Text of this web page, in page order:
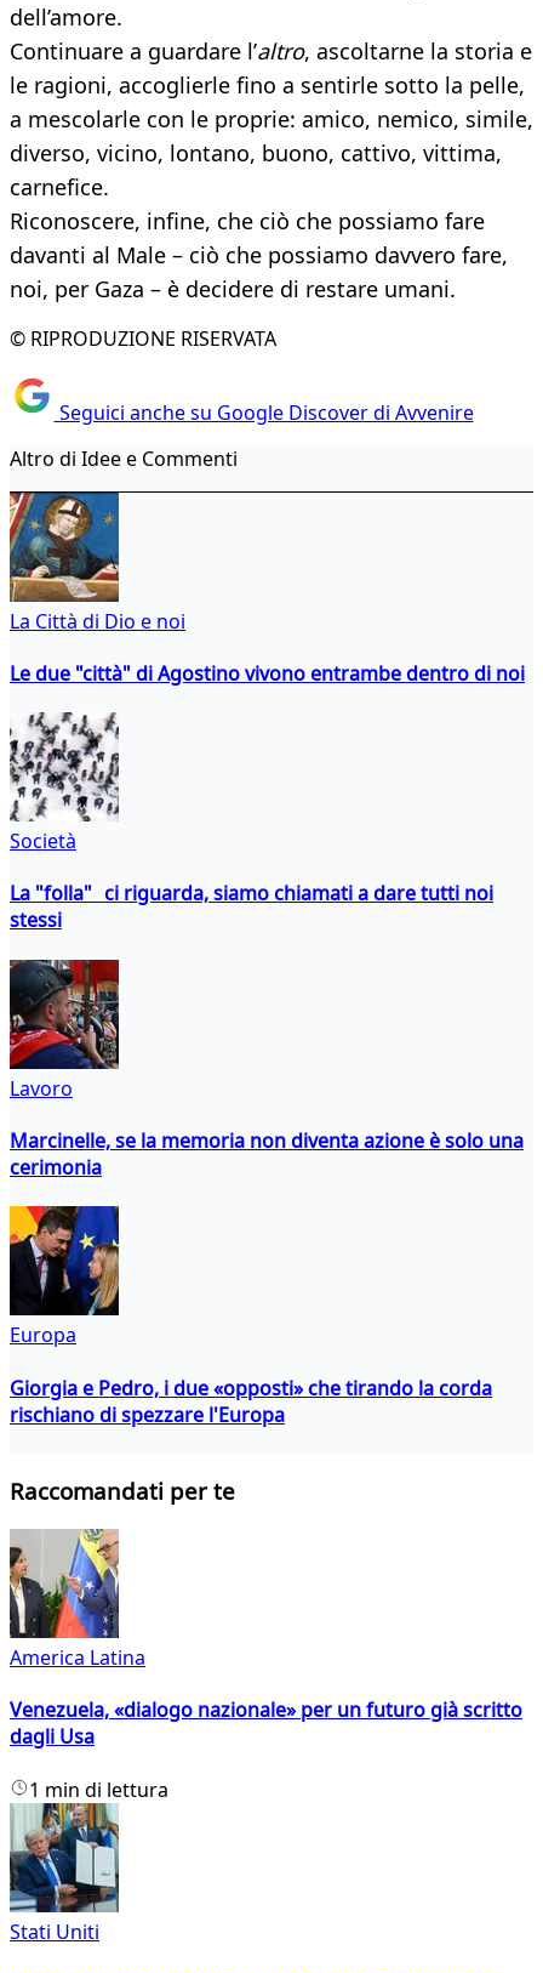
dell’amore.
Continuare a guardare l’altro, ascoltarne la storia e
le ragioni, accoglierle fino a sentirle sotto la pelle,
a mescolarle con le proprie: amico, nemico, simile,
diverso, vicino, lontano, buono, cattivo, vittima,
carnefice.
Riconoscere, infine, che ciò che possiamo fare
davanti al Male – ciò che possiamo davvero fare,
noi, per Gaza – è decidere di restare umani.
© RIPRODUZIONE RISERVATA
Seguici anche su Google Discover di Avvenire
Altro di Idee e Commenti
La Città di Dio e noi
Le due "città" di Agostino vivono entrambe dentro di noi
Società
La "folla" ci riguarda, siamo chiamati a dare tutti noi
stessi
Lavoro
Marcinelle, se la memoria non diventa azione è solo una
cerimonia
Europa
Giorgia e Pedro, i due «opposti» che tirando la corda
rischiano di spezzare l'Europa
Raccomandati per te
America Latina
Venezuela, «dialogo nazionale» per un futuro già scritto
dagli Usa
1 min di lettura
Stati Uniti